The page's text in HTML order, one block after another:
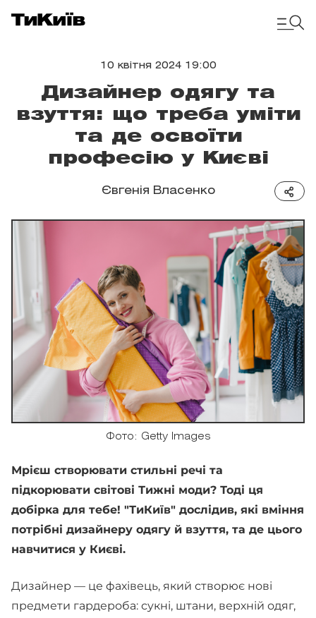
10 квітня 2024 19:00
Дизайнер одягу та
взуття: що треба уміти
та де освоїти
професію у Києві
Євгенія Власенко
Фото: Getty Images
Мрієш створювати стильні речі та
підкорювати світові Тижні моди? Тоді ця
добірка для тебе! "ТиКиїв" дослідив, які вміння
потрібні дизайнеру одягу й взуття, та де цього
навчитися у Києві.
Дизайнер — це фахівець, який створює нові
предмети гардероба: сукні, штани, верхній одяг,